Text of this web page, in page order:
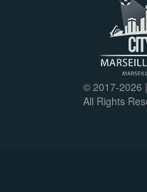
© 2017-2026 |
All Rights